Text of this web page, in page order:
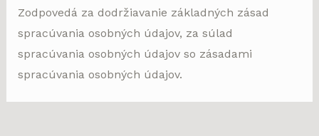
Zodpovedá za dodržiavanie základných zásad
spracúvania osobných údajov, za súlad
spracúvania osobných údajov so zásadami
spracúvania osobných údajov.